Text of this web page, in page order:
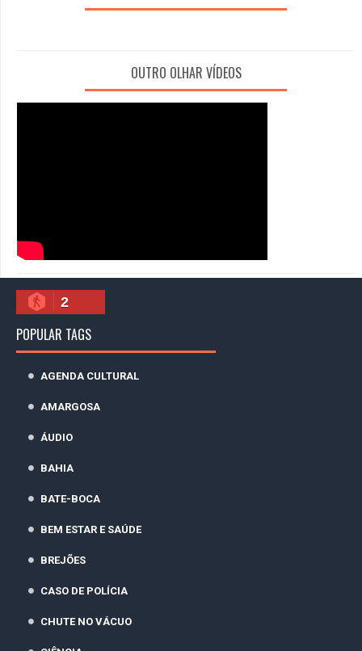
OUTRO OLHAR VÍDEOS
2
POPULAR TAGS
AGENDA CULTURAL
AMARGOSA
ÁUDIO
BAHIA
BATE-BOCA
BEM ESTAR E SAÚDE
BREJÕES
CASO DE POLÍCIA
CHUTE NO VÁCUO